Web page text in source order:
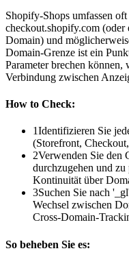
Shopify-Shops umfassen
checkout.shopify.com (oder
Domain) und
Domain-Grenze ist ein
Parameter brechen können,
Verbindung zwischen
How to Check:
1Identifizieren Sie
(Storefront,
2Verwenden Sie den
durchzugehen und
Kontinuität über
3Suchen Sie nach
Wechsel zwischen
Cross-Domain-
So beheben Sie es: